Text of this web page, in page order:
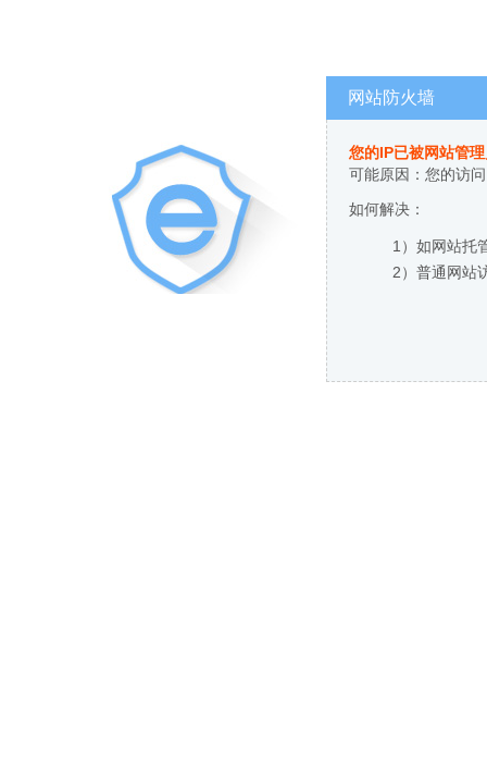
网站防火墙
您的IP已被网站管
可能原因：您的访
如何解决：
1）如网站托
2）普通网站